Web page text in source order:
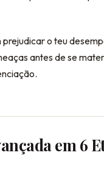
o teu
antes de se
em 6